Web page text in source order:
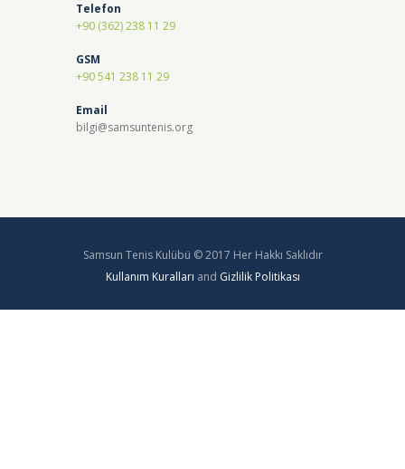
Telefon
+90 (362) 238 11 29
GSM
+90 541 238 11 29
Email
bilgi@samsuntenis.org
Samsun Tenis Kulübü © 2017 Her Hakkı Saklıdır
Kullanım Kuralları and Gizlilik Politikası